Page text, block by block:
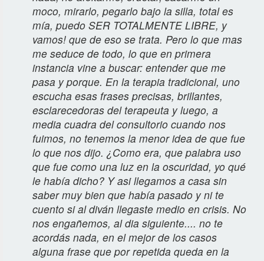
moco, mirarlo, pegarlo bajo la silla, total es
mía, puedo SER TOTALMENTE LIBRE, y
vamos! que de eso se trata. Pero lo que mas
me seduce de todo, lo que en primera
instancia vine a buscar: entender que me
pasa y porque. En la terapia tradicional, uno
escucha esas frases precisas, brillantes,
esclarecedoras del terapeuta y luego, a
media cuadra del consultorio cuando nos
fuimos, no tenemos la menor idea de que fue
lo que nos dijo. ¿Como era, que palabra uso
que fue como una luz en la oscuridad, yo qué
le había dicho? Y asi llegamos a casa sin
saber muy bien que había pasado y ni te
cuento si al diván llegaste medio en crisis. No
nos engañemos, al dia siguiente.... no te
acordás nada, en el mejor de los casos
alguna frase que por repetida queda en la